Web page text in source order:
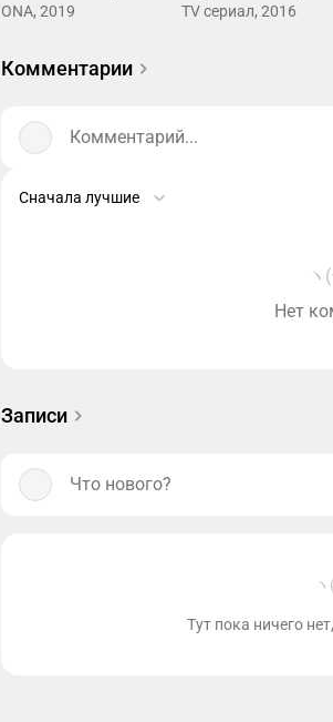
ONA, 2019
ТV сериал, 2016
Комментарии
Комментарий...
Сначала лучшие
ヽ
Нет
Записи
Что нового?
Тут пока ничего